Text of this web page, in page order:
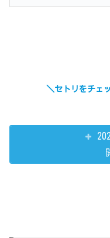
＼セトリをチェ